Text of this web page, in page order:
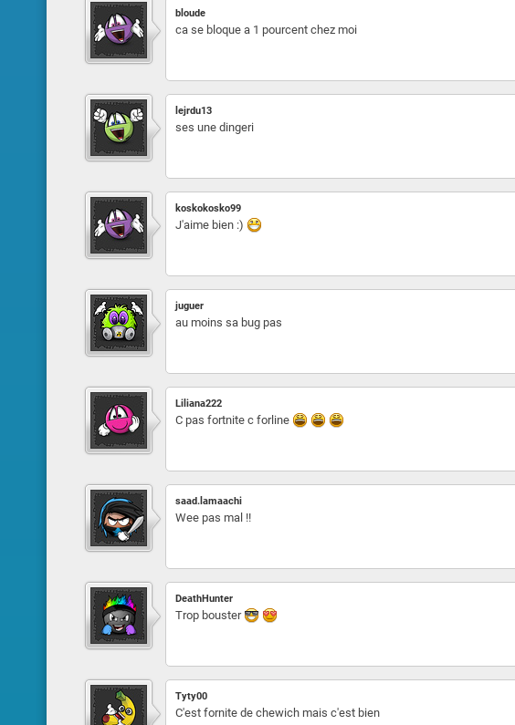
bloude
ca se bloque a 1 pourcent chez moi
lejrdu13
ses une dingeri
koskokosko99
J'aime bien :)
juguer
au moins sa bug pas
Liliana222
C pas fortnite c forline
saad.lamaachi
Wee pas mal !!
DeathHunter
Trop bouster
Tyty00
C'est fornite de chewich mais c'est bien